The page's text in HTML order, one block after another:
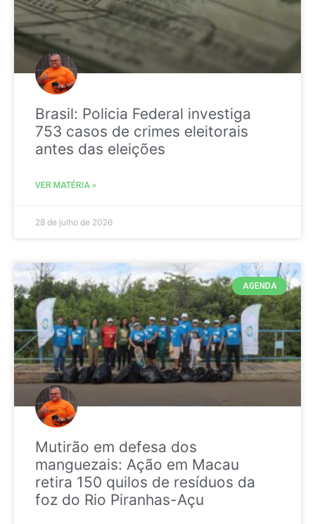
Brasil: Policia Federal investiga
753 casos de crimes eleitorais
antes das eleições
VER MATÉRIA »
28 de julho de 2026
AGENDA
Mutirão em defesa dos
manguezais: Ação em Macau
retira 150 quilos de resíduos da
foz do Rio Piranhas-Açu